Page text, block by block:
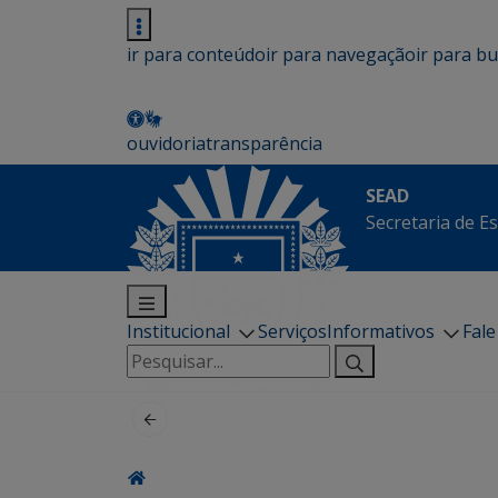
ir para conteúdoir para navegaçãoir para
ouvidoriatransparência
SEAD
Secretaria de
Institucional ServiçosInformativos
Pesquisar
por: